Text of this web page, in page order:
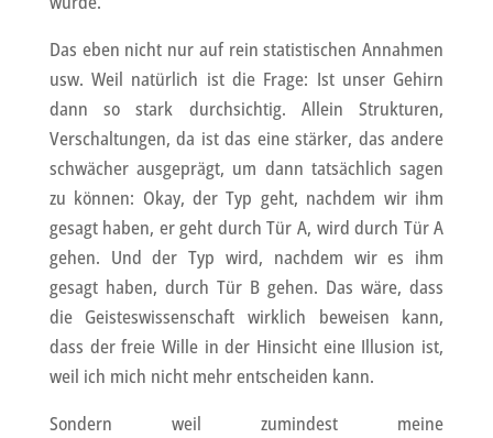
Das eben nicht nur auf rein statistischen Annahmen
usw. Weil natürlich ist die Frage: Ist unser Gehirn
dann so stark durchsichtig. Allein Strukturen,
Verschaltungen, da ist das eine stärker, das andere
schwächer ausgeprägt, um dann tatsächlich sagen
zu können: Okay, der Typ geht, nachdem wir ihm
gesagt haben, er geht durch Tür A, wird durch Tür A
gehen. Und der Typ wird, nachdem wir es ihm
gesagt haben, durch Tür B gehen. Das wäre, dass
die Geisteswissenschaft wirklich beweisen kann,
dass der freie Wille in der Hinsicht eine Illusion ist,
weil ich mich nicht mehr entscheiden kann.
Sondern weil zumindest meine